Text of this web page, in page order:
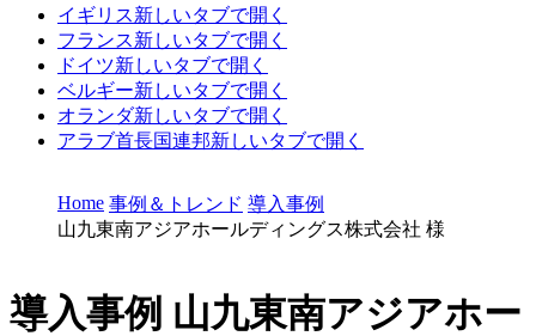
イギリス新しいタブで開く
フランス新しいタブで開く
ドイツ新しいタブで開く
ベルギー新しいタブで開く
オランダ新しいタブで開く
アラブ首長国連邦新しいタブで開く
Home 事例＆トレンド 導入事例
山九東南アジアホールディングス株式会社 様
導入事例 山九東南アジアホー